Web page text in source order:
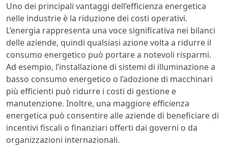
Uno dei principali vantaggi dell’efficienza energetica
nelle industrie è la riduzione dei costi operativi.
L’energia rappresenta una voce significativa nei bilanci
delle aziende, quindi qualsiasi azione volta a ridurre il
consumo energetico può portare a notevoli risparmi.
Ad esempio, l’installazione di sistemi di illuminazione a
basso consumo energetico o l’adozione di macchinari
più efficienti può ridurre i costi di gestione e
manutenzione. Inoltre, una maggiore efficienza
energetica può consentire alle aziende di beneficiare di
incentivi fiscali o finanziari offerti dai governi o da
organizzazioni internazionali.